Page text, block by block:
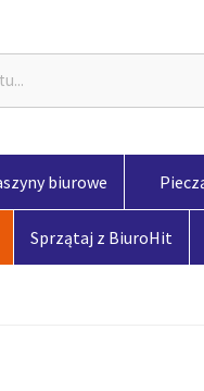
biurowe
Sprzątaj z BiuroHit